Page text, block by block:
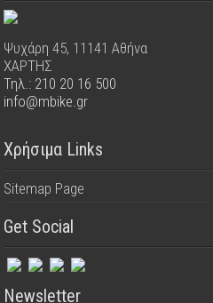
Ψυχάρη 45, 11141 Αθήνα
ΧΑΡΤΗΣ
Τηλ.: 210 20 16 500
info@mbike.gr
Χρήσιμα Links
Sitemap Page
Get Social
Newsletter